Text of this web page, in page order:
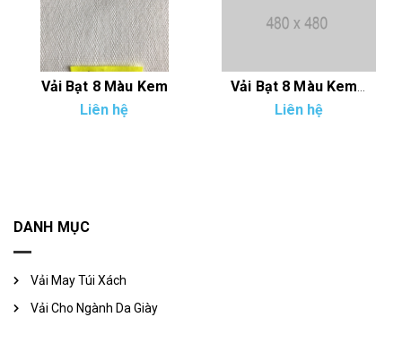
Vải Bạt 8 Màu Kem
Liên hệ
Liên hệ
DANH MỤC
Vải May Túi Xách
Vải Cho Ngành Da Giày